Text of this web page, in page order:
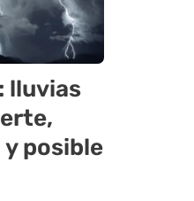
lluvias
posible